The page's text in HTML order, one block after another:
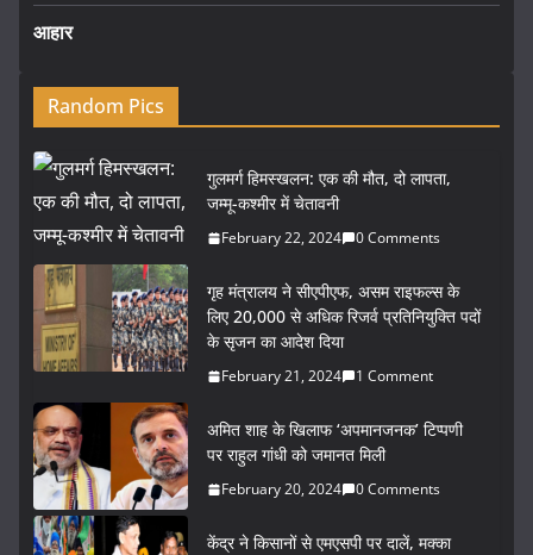
आहार
Random Pics
गुलमर्ग हिमस्खलन: एक की मौत, दो लापता,
जम्मू-कश्मीर में चेतावनी
February 22, 2024 0 Comments
गृह मंत्रालय ने सीएपीएफ, असम राइफल्स के
लिए 20,000 से अधिक रिजर्व प्रतिनियुक्ति पदों
के सृजन का आदेश दिया
February 21, 2024 1 Comment
अमित शाह के खिलाफ ‘अपमानजनक’ टिप्पणी
पर राहुल गांधी को जमानत मिली
February 20, 2024 0 Comments
केंद्र ने किसानों से एमएसपी पर दालें, मक्का